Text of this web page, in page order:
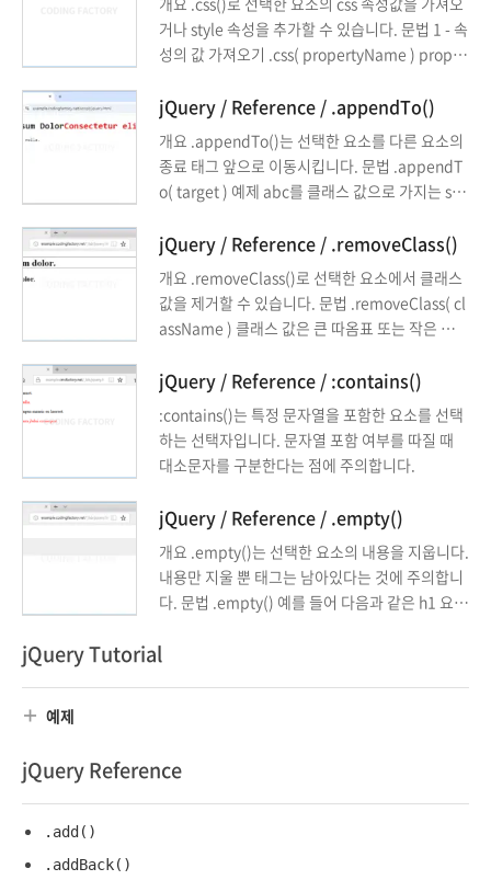
200, slow는 600에 해당합니다. easing 요소가
나타나거나 사라지는 방식을 정합니다. swing과 l
inear가 가능하며, 기본값은 swing입니다. comp
거나 style 속성을 추가할 수 있습니다. 문법 1 - 속
성의 값 가져오기 .css( propertyName ) proper
은 h1 요소의 스타일 중 color 속성의 값을 가져옵
니다. $( "h1" ).css( "color" ); 문법 2 - 속성 추가
하기 .css( propertyName, value ) style 속성을
추가합니다. 예를 들어 다음은 h1 요소에 style 속
성을 ...
jQuery / Reference / .appendTo()
개요 .appendTo()는 선택한 요소를 다른 요소의
종료 태그 앞으로 이동시킵니다. 문법 .appendT
o( target ) 예제 abc를 클래스 값으로 가지는 sp
다. <!doctype html> <html lang="ko"> <hea
d> <meta charset="utf-8"> <title>jQuery</ti
tle> <style> body { ...
jQuery / Reference / .removeClass()
개요 .removeClass()로 선택한 요소에서 클래스
값을 제거할 수 있습니다. 문법 .removeClass( cl
assName ) 클래스 값은 큰 따옴표 또는 작은 따옴
띄어쓰기로 구분하여 여러 개의 값을 제거할 수 있
이지가 로드된 상태에서 클래스 값이 제거되는 것
이므로, 제거되기 전의 모양에서 제거된 후의 모양
으로 변하는 것을 방문자가 볼 수도 ...
jQuery / Reference / :contains()
:contains()는 특정 문자열을 포함한 요소를 선택
하는 선택자입니다. 문자열 포함 여부를 따질 때
대소문자를 구분한다는 점에 주의합니다.
jQuery / Reference / .empty()
개요 .empty()는 선택한 요소의 내용을 지웁니다.
내용만 지울 뿐 태그는 남아있다는 것에 주의합니
다. 문법 .empty() 예를 들어 다음과 같은 h1 요소
$( 'h1' ).empty() 다음처럼 바뀝니다. <h1></h1
jQuery Tutorial
예제
jQuery Reference
.add()
.addBack()